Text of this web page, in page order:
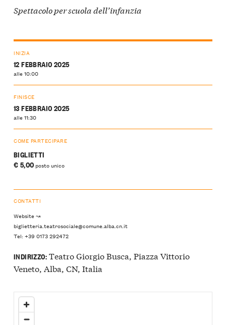
Spettacolo per scuola dell’infanzia
INIZIA
12 FEBBRAIO 2025
alle 10:00
FINISCE
13 FEBBRAIO 2025
alle 11:30
COME PARTECIPARE
BIGLIETTI
€ 5,00posto unico
CONTATTI
Website ↝
biglietteria.teatrosociale@comune.alba.cn.it
Tel: +39 0173 292472
INDIRIZZO:Teatro Giorgio Busca, Piazza Vittorio
Veneto, Alba, CN, Italia